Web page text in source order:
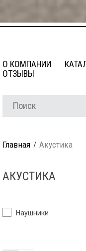
О КОМПАНИИ
ОТЗЫВЫ
Главная Акустика
АКУСТИКА
Наушники